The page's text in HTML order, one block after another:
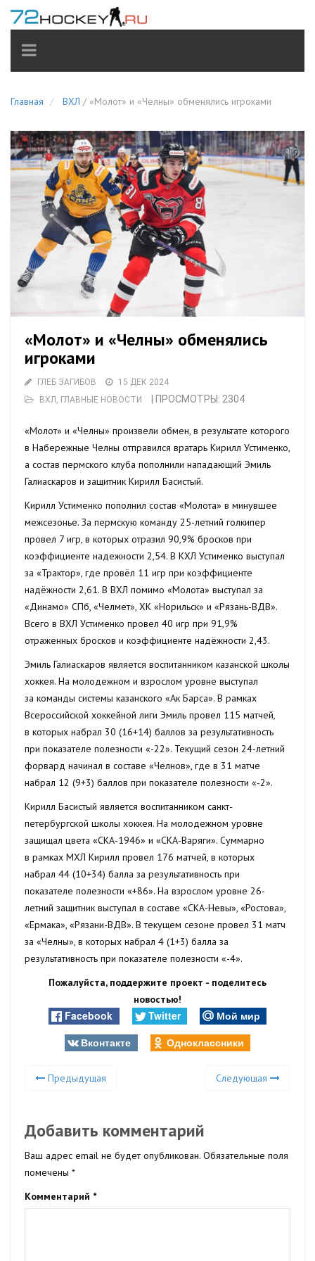
TOGGLE
NAVIGATION
Главная ВХЛ / «Молот» и «Челны» обменялись игроками
«Молот» и «Челны» обменялись
игроками
ГЛЕБ ЗАГИБОВ
15 ДЕК 2024
ВХЛ , ГЛАВНЫЕ НОВОСТИ | ПРОСМОТРЫ: 2304
«Молот» и «Челны» произвели обмен, в результате которого
в Набережные Челны отправился вратарь Кирилл Устименко,
а состав пермского клуба пополнили нападающий Эмиль
Галиаскаров и защитник Кирилл Басистый.
Кирилл Устименко пополнил состав «Молота» в минувшее
межсезонье. За пермскую команду 25-летний голкипер
провел 7 игр, в которых отразил 90,9% бросков при
коэффициенте надежности 2,54. В КХЛ Устименко выступал
за «Трактор», где провёл 11 игр при коэффициенте
надёжности 2,61. В ВХЛ помимо «Молота» выступал за
«Динамо» СПб, «Челмет», ХК «Норильск» и «Рязань-ВДВ».
Всего в ВХЛ Устименко провел 40 игр при 91,9%
отраженных бросков и коэффициенте надёжности 2,43.
Эмиль Галиаскаров является воспитанником казанской школы
хоккея. На молодежном и взрослом уровне выступал
за команды системы казанского «Ак Барса». В рамках
Всероссийской хоккейной лиги Эмиль провел 115 матчей,
в которых набрал 30 (16+14) баллов за результативность
при показателе полезности «-22». Текущий сезон 24-летний
форвард начинал в составе «Челнов», где в 31 матче
набрал 12 (9+3) баллов при показателе полезности «-2».
Кирилл Басистый является воспитанником санкт-
петербургской школы хоккея. На молодежном уровне
защищал цвета «СКА-1946» и «СКА-Варяги». Суммарно
в рамках МХЛ Кирилл провел 176 матчей, в которых
набрал 44 (10+34) балла за результативность при
показателе полезности «+86». На взрослом уровне 26-
летний защитник выступал в составе «СКА-Невы», «Ростова»,
«Ермака», «Рязани-ВДВ». В текущем сезоне провел 31 матч
за «Челны», в которых набрал 4 (1+3) балла за
результативность при показателе полезности «-4».
Пожалуйста, поддержите проект - поделитесь
новостью!
Facebook Twitter
Мой мир
Вконтакте
Одноклассники
Предыдущая Следующая
Добавить комментарий
Ваш адрес email не будет опубликован. Обязательные поля
помечены *
Комментарий *